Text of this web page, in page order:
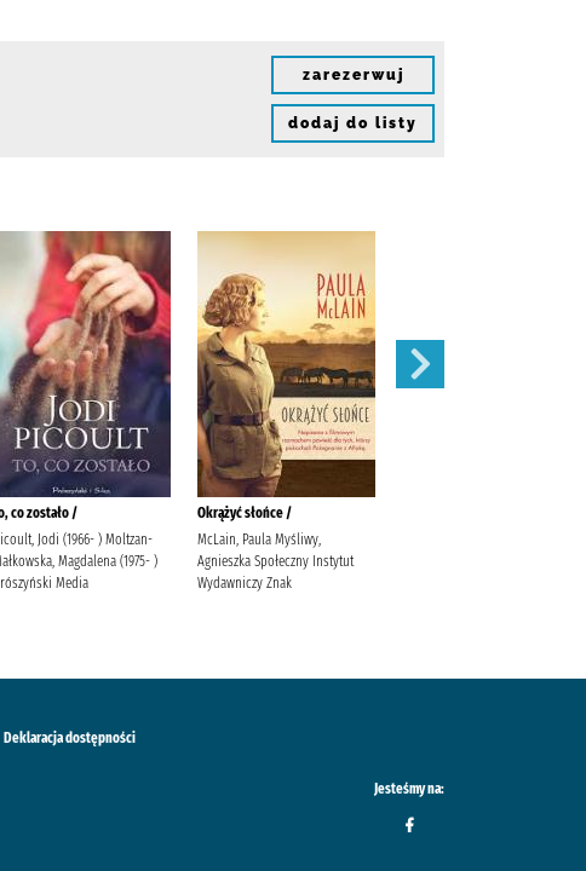
zarezerwuj
dodaj do listy
co zostało /
Jodi (1966- ) Moltzan-
Magdalena (1975- )
Media
Okrążyć słońce /
McLain, Paula Myśliwy,
Agnieszka Społeczny Instytut
Wydawniczy Znak
Deklaracja dostępności
Jesteśmy na: